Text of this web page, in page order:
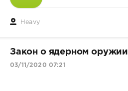
Heavy
Закон о ядерном оружии
03/11/2020 07:21